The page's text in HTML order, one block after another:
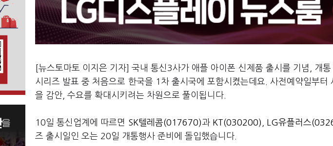
[뉴스토마토 이지은 기자] 국내 통신3사가 애플 아이폰 신제품 출시를 기념, 개
시리즈 발표 중 처음으로 한국을 1차 출시국에 포함시켰는데요. 사전예약일부터
을 감안, 수요를 확대시키려는 차원으로 풀이됩니다.
10일 통신업계에 따르면 SK텔레콤(017670)과 KT(030200) LG유플러스
즈 출시일인 오는 20일 개통행사 준비에 돌입했습니다.